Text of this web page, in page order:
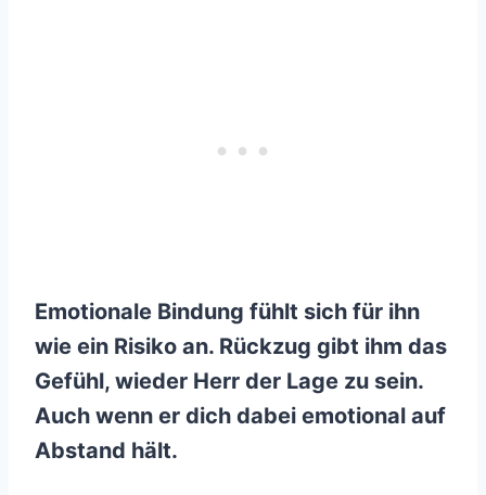
Emotionale Bindung fühlt sich für ihn
wie ein Risiko an. Rückzug gibt ihm das
Gefühl, wieder Herr der Lage zu sein.
Auch wenn er dich dabei emotional auf
Abstand hält.